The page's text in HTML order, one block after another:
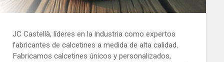
JC Castellà, líderes en la industria como expertos
fabricantes de calcetines a medida de alta calidad.
Fabricamos calcetines únicos y personalizados,